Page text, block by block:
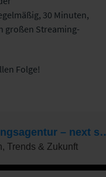
30 Minuten,
großen Streaming-
Folge!